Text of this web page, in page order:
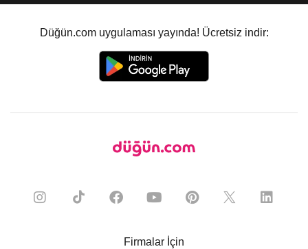
Düğün.com uygulaması yayında! Ücretsiz indir:
Firmalar İçin